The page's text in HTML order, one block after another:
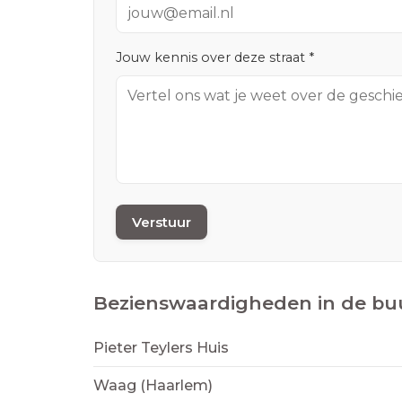
Jouw kennis over deze straat *
Verstuur
Bezienswaardigheden in de
Pieter Teylers Huis
Waag (Haarlem)